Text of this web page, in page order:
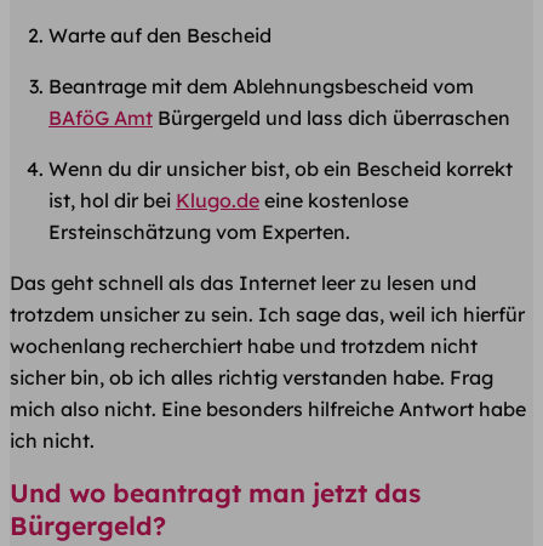
Warte auf den Bescheid
Beantrage mit dem Ablehnungsbescheid vom
BAföG Amt Bürgergeld und lass dich überraschen
Wenn du dir unsicher bist, ob ein Bescheid korrekt
ist, hol dir bei Klugo.de eine kostenlose
Ersteinschätzung vom Experten.
Das geht schnell als das Internet leer zu lesen und
trotzdem unsicher zu sein. Ich sage das, weil ich hierfür
wochenlang recherchiert habe und trotzdem nicht
sicher bin, ob ich alles richtig verstanden habe. Frag
mich also nicht. Eine besonders hilfreiche Antwort habe
ich nicht.
Und wo beantragt man jetzt das
Bürgergeld?